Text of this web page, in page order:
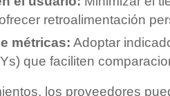
retroalimentación
métricas: Adoptar
que faciliten
los proveedores